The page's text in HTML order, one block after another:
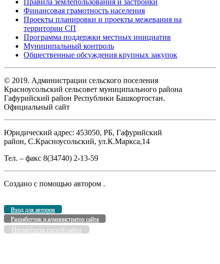
Правила землепользования и застройки
Финансовая грамотность населения
Проекты планировки и проекты межевания на
территории СП
Программа поддержки местных инициатив
Муниципальный контроль
Общественные обсуждения крупных закупок
© 2019. Администрации сельского поселения
Красноусольский сельсовет муниципального района
Гафурийский район Республики Башкортостан.
Официальный сайт
Юридический адрес: 453050, РБ, Гафурийский
район, С.Красноусольский, ул.К.Маркса,14
Тел. – факс 8(34740) 2-13-59
Создано с помощью автором .
Вход для авторов
Разработчик и администратор сайта
Посмотреть гостей сайта